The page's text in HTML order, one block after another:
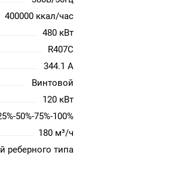
400000 ккал/час
480 кВт
R407C
344.1 A
Винтовой
120 кВт
50%-75%-100%
180 м³/ч
реберного типа